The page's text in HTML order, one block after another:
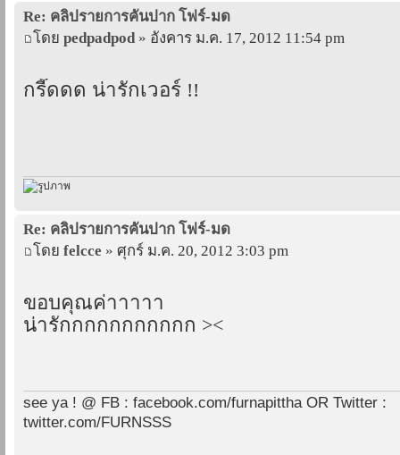
Re: คลิปรายการคันปาก โฟร์-มด
โดย pedpadpod » อังคาร ม.ค. 17, 2012 11:54 pm
กรี๊ดดด น่ารักเวอร์ !!
Re: คลิปรายการคันปาก โฟร์-มด
โดย felcce » ศุกร์ ม.ค. 20, 2012 3:03 pm
ขอบคุณค่าาาาา
น่ารักกกกกกกกกกก ><
see ya ! @ FB : facebook.com/furnapittha OR Twitter :
twitter.com/FURNSSS